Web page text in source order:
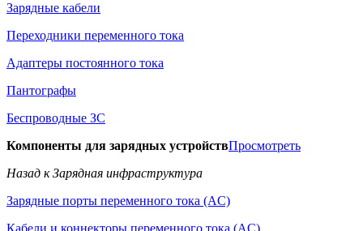
Зарядные кабели
Переходники переменного тока
​Адаптеры постоянного тока
Пантографы
Беспроводные ЗС
Компоненты для зарядных устройствПросмотреть
Назад к Зарядная инфраструктура
Зарядные порты переменного тока (AC)
Кабели и коннекторы переменного тока (AC)